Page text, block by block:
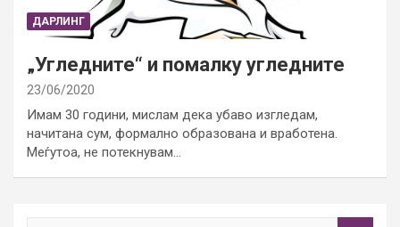
ДАРЛИНГ
„Угледните“ и помалку угледните
23/06/2020
Имам 30 години, мислам дека убаво изгледам,
начитана сум, формално образована и вработена.
Меѓутоа, не потекнувам…